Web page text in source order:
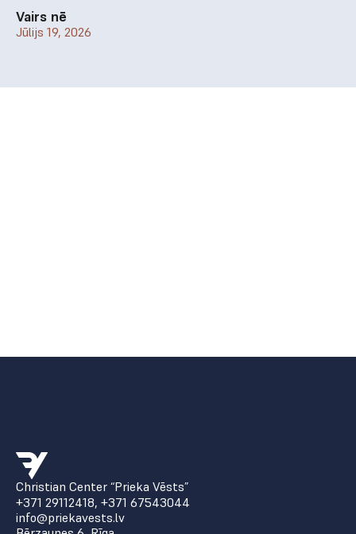
Vairs nē
Jūlijs 19, 2026
Christian Center “Prieka Vēsts”
+371 29112418, +371 67543044
info@priekavests.lv